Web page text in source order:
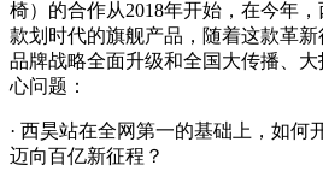
椅）的合作从2018年开始，在今年
款划时代的旗舰产品，随着这款革
品牌战略全面升级和全国大传播、
心问题：
· 西昊站在全网第一的基础上，如何
迈向百亿新征程？